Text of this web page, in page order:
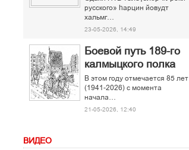
русского» һарцин йовудт
хальмг…
23-05-2026, 14:49
Боевой путь 189-го
калмыцкого полка
В этом году отмечается 85 лет
(1941-2026) с момента
начала…
21-05-2026, 12:40
ВИДЕО